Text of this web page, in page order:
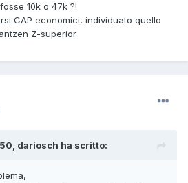
10k o 47k ?!
CAP economici, individuato quello
Z-superior
dariosch ha scritto: